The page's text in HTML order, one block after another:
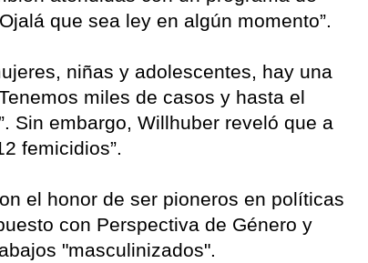
que sea ley en algún momento”.
niñas y adolescentes, hay una
miles de casos y hasta el
Sin embargo, Willhuber reveló que a
femicidios”.
el honor de ser pioneros en políticas
con Perspectiva de Género y
"masculinizados".